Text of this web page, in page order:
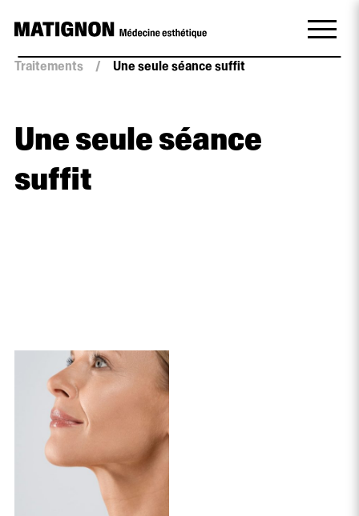
Traitements / Une seule séance suffit
Une seule séance
suffit